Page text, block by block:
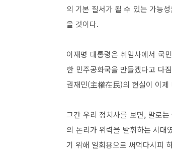
의 기본 질서가 될 수 있는 가능
을 것이다.
이재명 대통령은 취임사에서 국
한 민주공화국을 만들겠다고 다
권재민(主權在民)의 현실이 이
그간 우리 정치사를 보면, 말로
의 논리가 위력을 발휘하는 시대
기 위해 일회용으로 써먹다시피